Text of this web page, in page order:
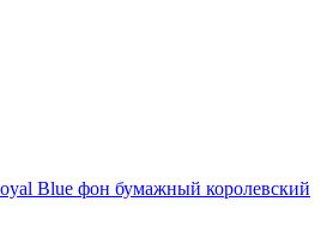
Blue фон бумажный королевский